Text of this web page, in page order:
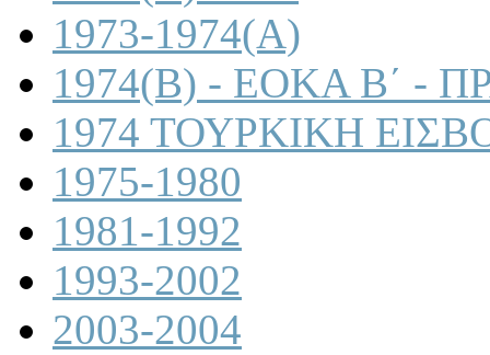
1973-1974(A)
1974(B) - ΕΟΚΑ Β΄ -
1974 ΤΟΥΡΚΙΚΗ
1975-1980
1981-1992
1993-2002
2003-2004